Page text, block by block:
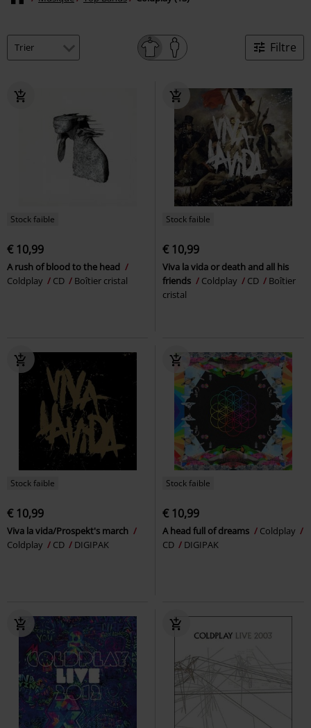
Filtre
Stock faible
€ 10,99
A rush of blood to the head
Coldplay
CD Boîtier cristal
Stock faible
€ 10,99
Viva la vida or death and all his
friends
Coldplay CD
Boîtier
cristal
Stock faible
€ 10,99
Viva la vida/Prospekt's march
Coldplay
CD DIGIPAK
Stock faible
€ 10,99
A head full of dreams
Coldplay
CD
DIGIPAK